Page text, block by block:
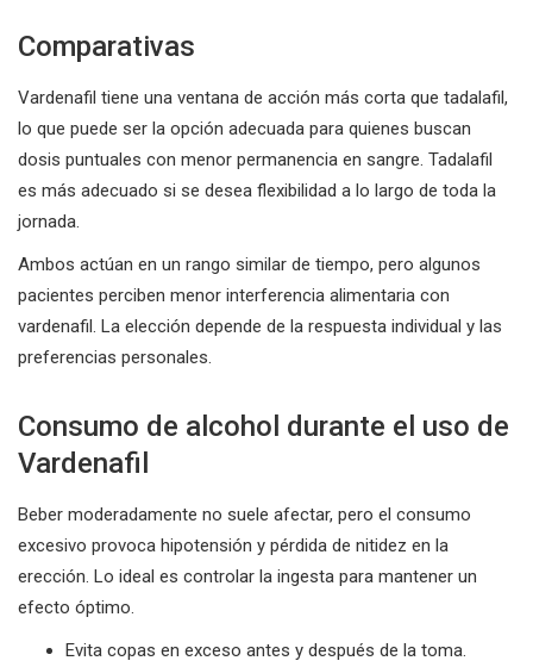
Comparativas
Vardenafil tiene una ventana de acción más corta que tadalafil,
lo que puede ser la opción adecuada para quienes buscan
dosis puntuales con menor permanencia en sangre. Tadalafil
es más adecuado si se desea flexibilidad a lo largo de toda la
jornada.
Ambos actúan en un rango similar de tiempo, pero algunos
pacientes perciben menor interferencia alimentaria con
vardenafil. La elección depende de la respuesta individual y las
preferencias personales.
Consumo de alcohol durante el uso de
Vardenafil
Beber moderadamente no suele afectar, pero el consumo
excesivo provoca hipotensión y pérdida de nitidez en la
erección. Lo ideal es controlar la ingesta para mantener un
efecto óptimo.
Evita copas en exceso antes y después de la toma.